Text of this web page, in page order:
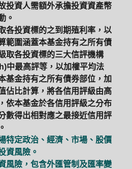
投資人需額外承擔投資資產幣
。
各投資標的之到期殖利率，以
範圍涵蓋本基金持有之所有債
取各投資標的三大信評機構
中最高評等，以加權平均法
基金持有之所有債券部位，加
佔比計算，將各信用評級由高
依本基金於各信用評級之分布
數得出相對應之最接近信用評
特定政治、經濟、市場、股價
資風險。
風險，包含外匯管制及匯率變